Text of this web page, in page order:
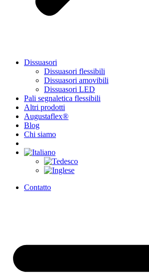
Dissuasori
Dissuasori flessibili
Dissuasori amovibili
Dissuasori LED
Pali segnaletica flessibili
Altri prodotti
Augustaflex®
Blog
Chi siamo
Contatto